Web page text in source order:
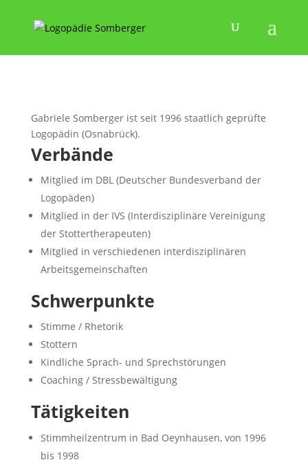
Gabriele Somberger ist seit 1996 staatlich geprüfte
Logopädin (Osnabrück).
Verbände
Mitglied im DBL (Deutscher Bundesverband der
Logopäden)
Mitglied in der IVS (Interdisziplinäre Vereinigung
der Stottertherapeuten)
Mitglied in verschiedenen interdisziplinären
Arbeitsgemeinschaften
Schwerpunkte
Stimme / Rhetorik
Stottern
Kindliche Sprach- und Sprechstörungen
Coaching / Stressbewältigung
Tätigkeiten
Stimmheilzentrum in Bad Oeynhausen, von 1996
bis 1998